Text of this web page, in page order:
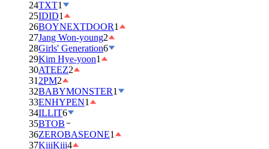
24TXT1
25IDID1
26BOYNEXTDOOR1
27Jang Won-young2
28Girls' Generation6
29Kim Hye-yoon1
30ATEEZ2
31 2PM2
32BABYMONSTER1
33ENHYPEN1
34ILLIT6
35BTOB
36ZEROBASEONE1
37KiiiKiii4